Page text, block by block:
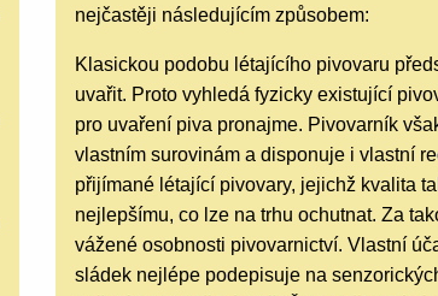
nejčastěji následujícím způsobem:
Klasickou podobu létajícího pivovaru
uvařit. Proto vyhledá fyzicky existující
pro uvaření piva pronajme. Pivovarník
vlastním surovinám a disponuje i vlastní
přijímané létající pivovary, jejichž kvalita
nejlepšímu, co lze na trhu ochutnat. Za
vážené osobnosti pivovarnictví. Vlastní
sládek nejlépe podepisuje na